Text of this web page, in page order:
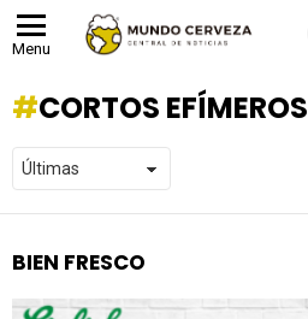
Menu
CORTOS EFÍMEROS
BIEN FRESCO